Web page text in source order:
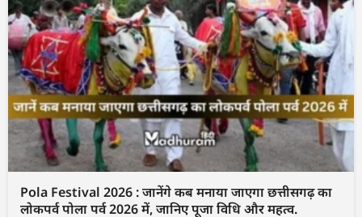
Pola Festival 2026 : जानेंगे कब मनाया जाएगा छत्तीसगढ़ का
लोकपर्व पोला पर्व 2026 में, जानिए पूजा विधि और महत्व.